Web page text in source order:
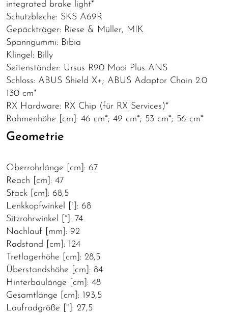
integrated brake light*
Schutzbleche: SKS A69R
Gepäckträger: Riese & Müller, MIK
Spanngummi: Bibia
Klingel: Billy
Seitenständer: Ursus R90 Mooi Plus ANS
Schloss: ABUS Shield X+; ABUS Adaptor Chain 2.0
130 cm*
RX Hardware: RX Chip (für RX Services)*
Rahmenhöhe [cm]: 46 cm*; 49 cm*; 53 cm*; 56 cm*
Geometrie
Oberrohrlänge [cm]: 67
Reach [cm]: 47
Stack [cm]: 68,5
Lenkkopfwinkel [°]: 68
Sitzrohrwinkel [°]: 74
Nachlauf [mm]: 92
Radstand [cm]: 124
Tretlagerhöhe [cm]: 28,5
Überstandshöhe [cm]: 84
Hinterbaulänge [cm]: 48
Gesamtlänge [cm]: 193,5
Laufradgröße ["]: 27,5